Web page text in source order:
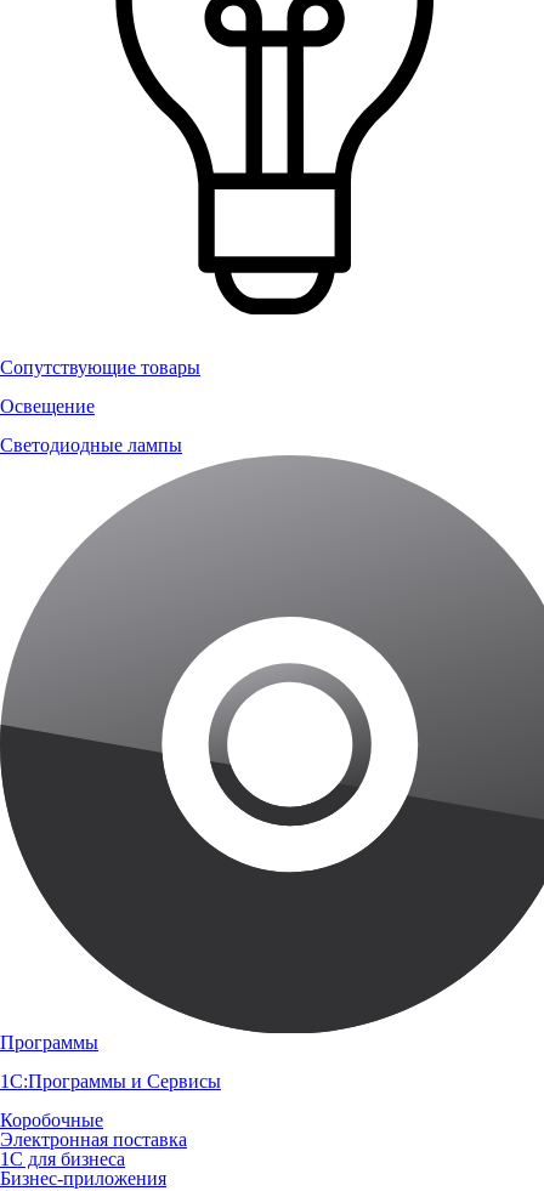
Сопутствующие товары
Освещение
Светодиодные лампы
Программы
1С:Программы и Сервисы
Коробочные
Электронная поставка
1С для бизнеса
Бизнес-приложения